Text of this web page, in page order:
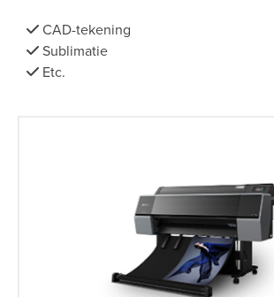
CAD-tekening
Sublimatie
Etc.